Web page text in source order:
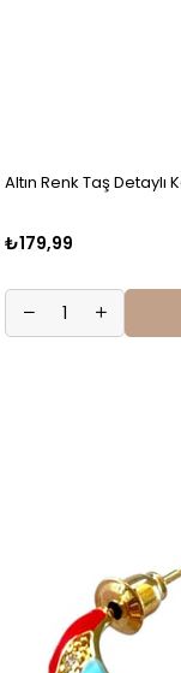
Altın Renk Taş Detaylı
₺179,99